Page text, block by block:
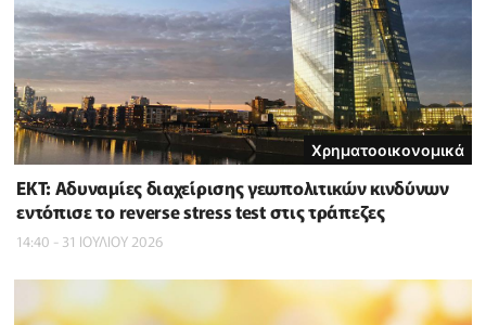
Χρηματοοικονομικά
ΕΚΤ: Αδυναμίες διαχείρισης γεωπολιτικών κινδύνων
εντόπισε το reverse stress test στις τράπεζες
14:40 - 31 ΙΟΥΛΙΟΥ 2026